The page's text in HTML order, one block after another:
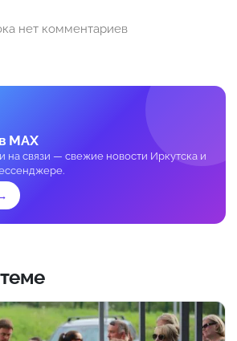
нет комментариев
MAX
на связи — свежие новости Иркутска и